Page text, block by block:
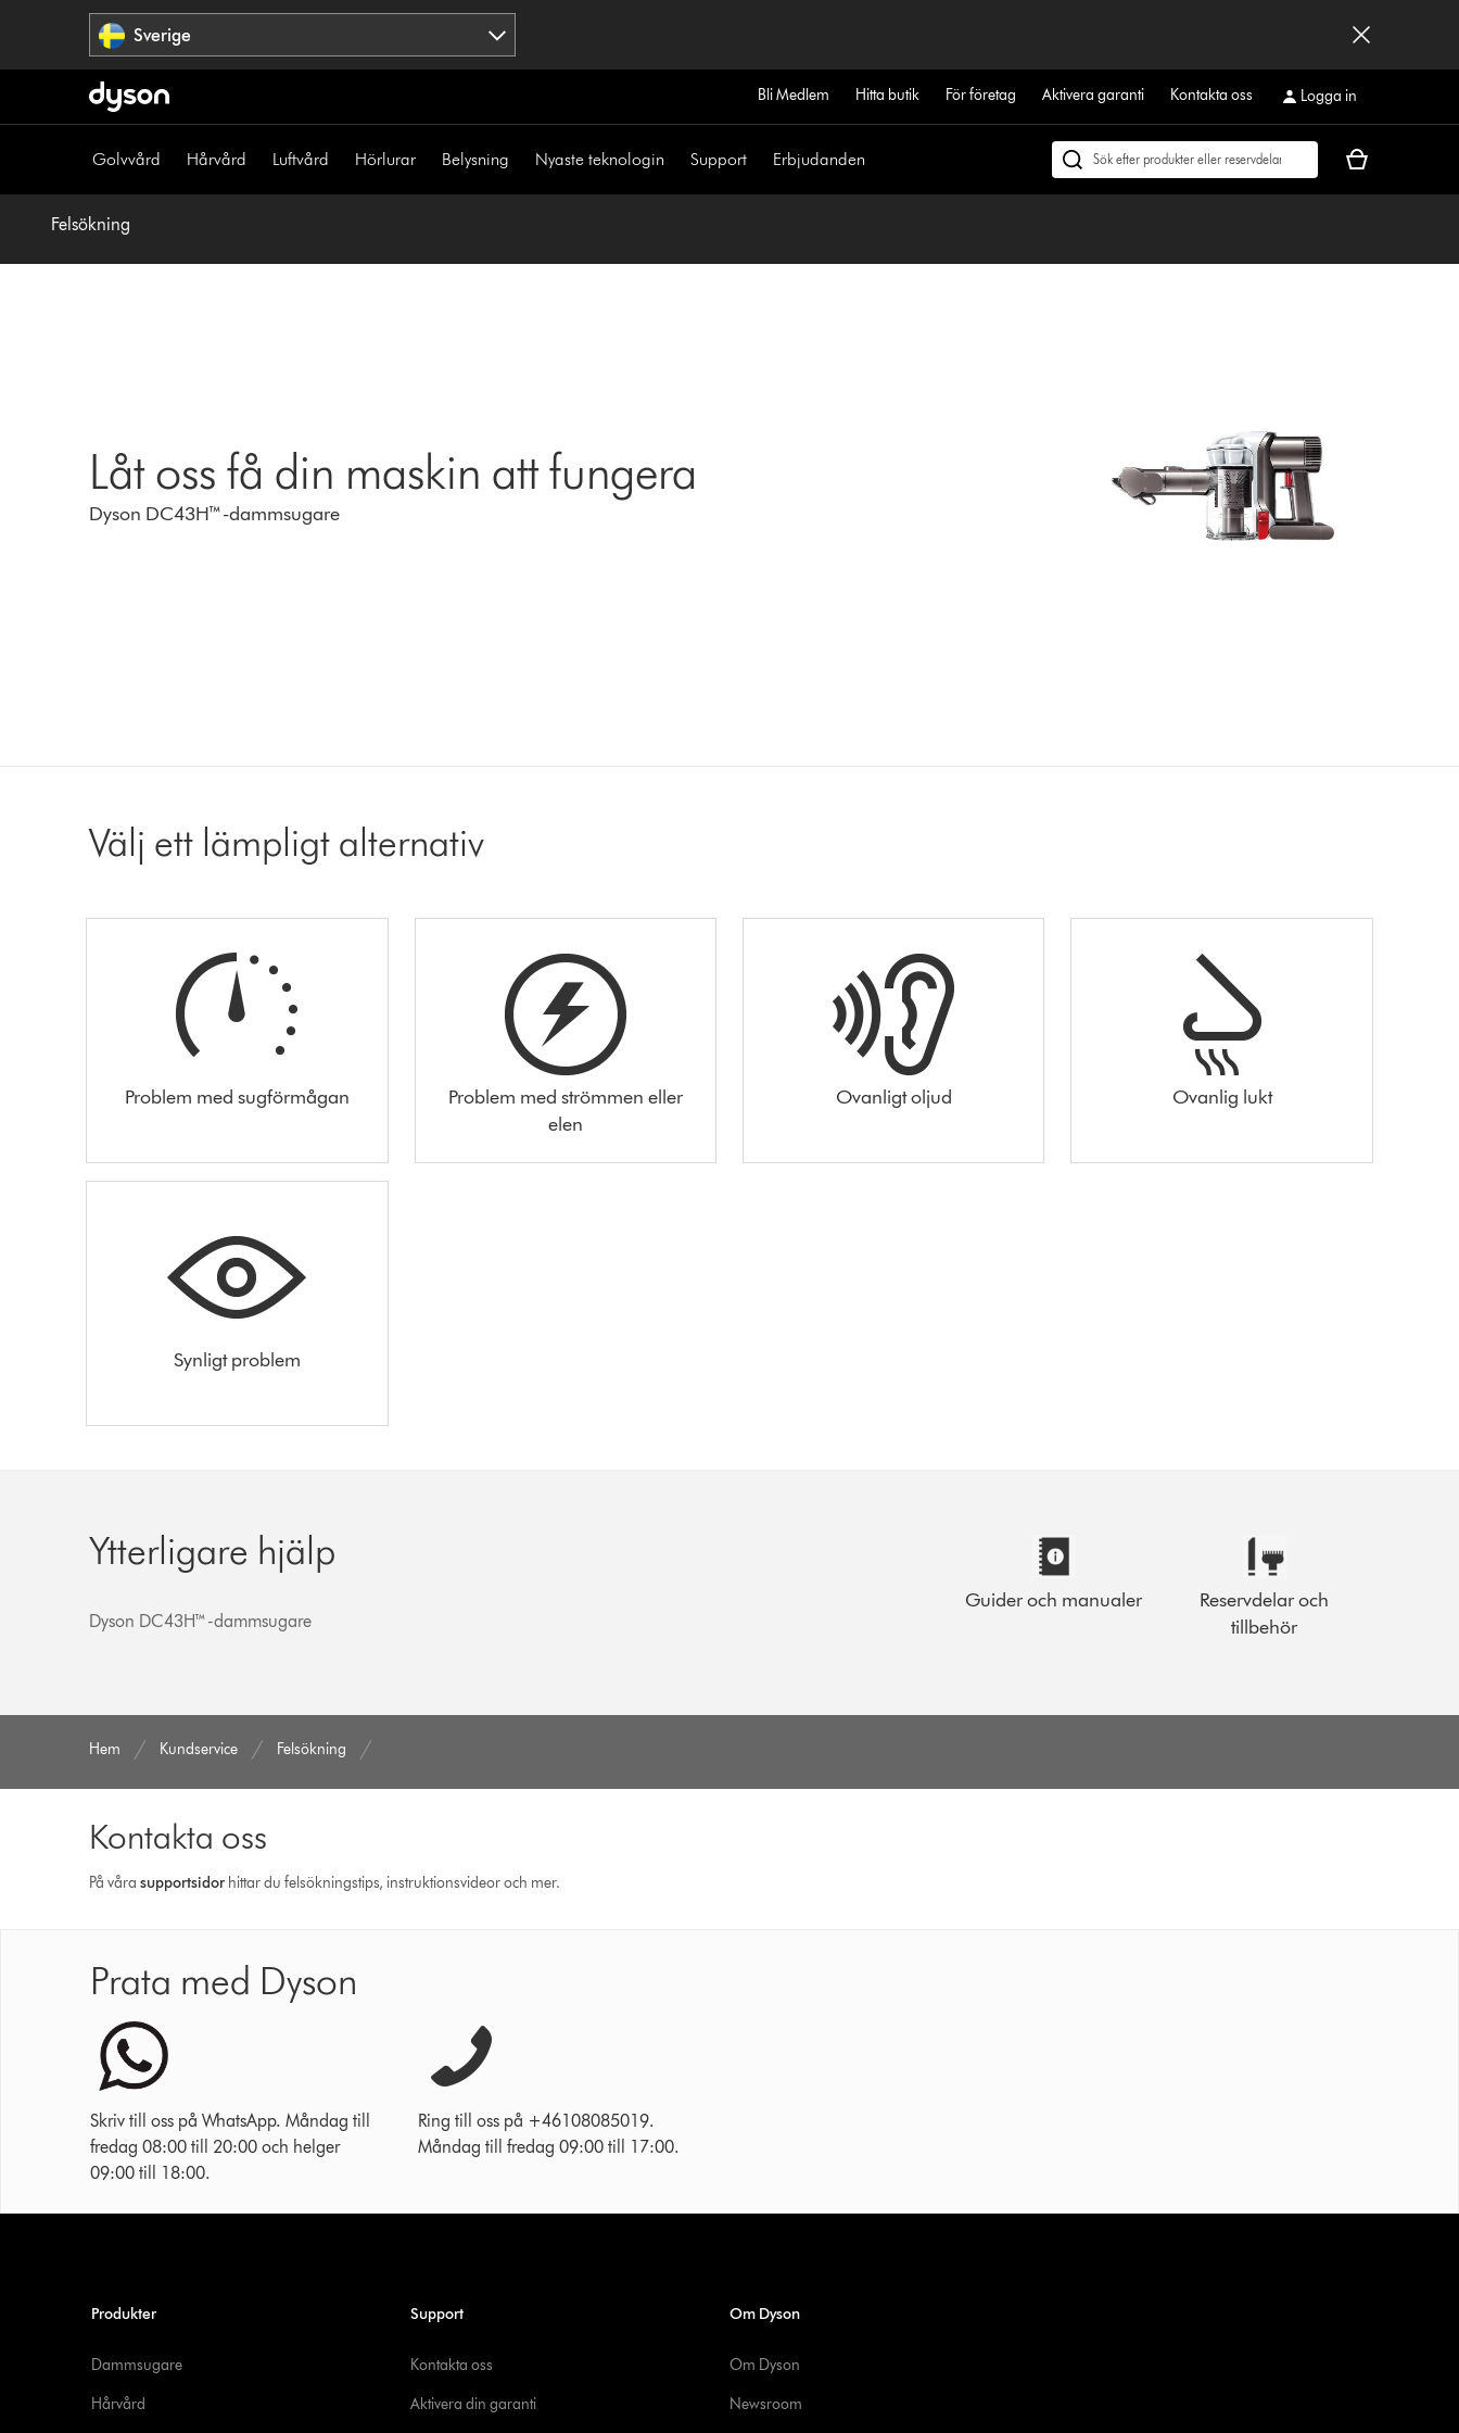
Sverige
Bli Medlem Hitta butik För företag Aktivera garanti Kontakta oss Logga in
Golvvård Hårvård Luftvård Hörlurar Belysning Nyaste teknologin Support Erbjudanden
Sök
Kundvagnen
Felsökning
Låt oss få din maskin att fungera
Dyson DC43H™-dammsugare
Välj ett lämpligt alternativ
Problem med sugförmågan
Problem med strömmen eller
elen
Ovanligt oljud Ovanlig lukt
Synligt problem
Ytterligare hjälp
Dyson DC43H™-dammsugare
Guider och manualer
Reservdelar och
tillbehör
Hem Kundservice Felsökning
Kontakta oss
På vårasupport­sidor hittar du felsökningstips, instruktionsvideor och mer.
Prata med Dyson
Skriv till oss på WhatsApp. Måndag till
fredag 08:00 till 20:00 och helger
09:00 till 18:00.
Ring till oss på +46108085019.
Måndag till fredag 09:00 till 17:00.
Produkter
Dammsugare
Hårvård
Support
Kontakta oss
Aktivera din garanti
Om Dyson
Om Dyson
Newsroom